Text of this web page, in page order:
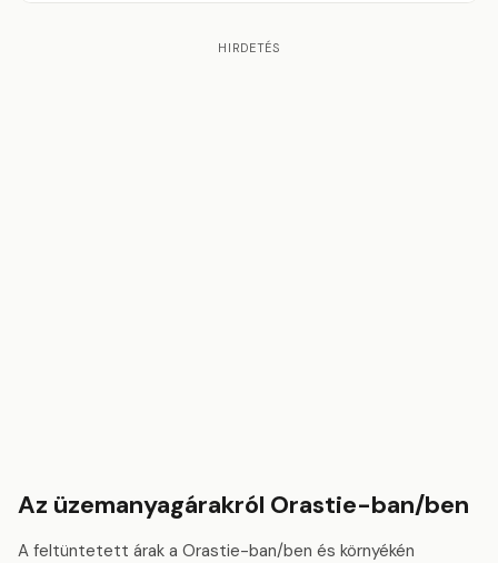
HIRDETÉS
Az üzemanyagárakról Orastie-ban/ben
A feltüntetett árak a Orastie-ban/ben és környékén